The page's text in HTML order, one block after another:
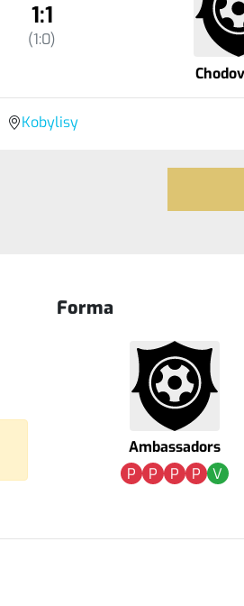
1:1
(1:0)
Kobylisy
Forma
Ambassadors
P
P P P V